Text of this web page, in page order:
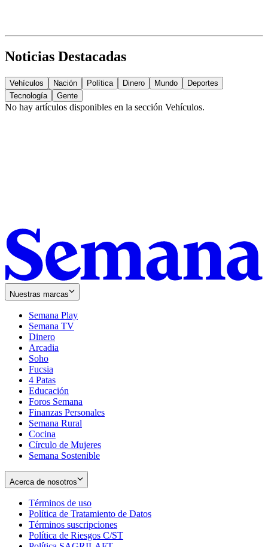
Noticias Destacadas
Vehículos Nación Política Dinero Mundo
Deportes
Tecnología
Gente
No hay artículos disponibles en la sección Vehículos.
Nuestras marcas
Semana Play
Semana TV
Dinero
Arcadia
Soho
in
new
window
Fucsia
in
new
window
4 Patas
Educación
Foros Semana
Finanzas Personales
Semana Rural
Cocina
Círculo de Mujeres
Semana Sostenible
Acerca de nosotros
Términos de uso
in
new
window
Política de Tratamiento de Datos
Términos suscripciones
in
Política de Riesgos C/ST